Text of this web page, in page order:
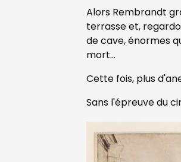
Alors Rembrandt
terrasse et,
de cave, énormes
mort...
Cette fois, plus
Sans l'épreuve du